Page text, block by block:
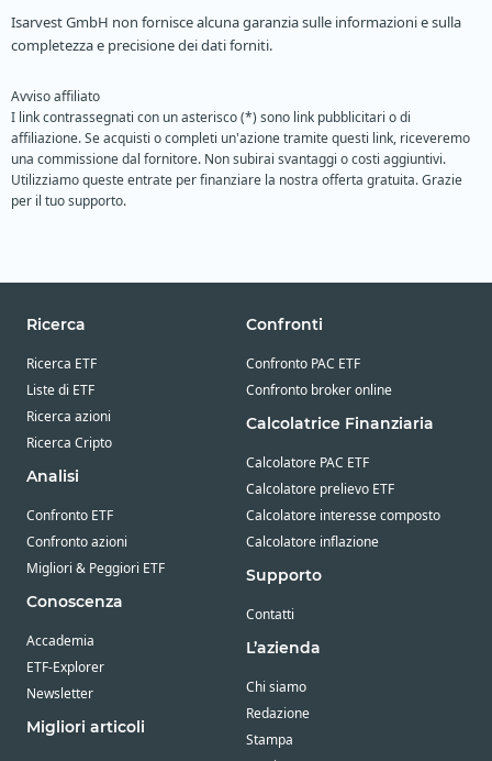
Isarvest GmbH non fornisce alcuna garanzia sulle informazioni e sulla
completezza e precisione dei dati forniti.
Avviso affiliato
I link contrassegnati con un asterisco (*) sono link pubblicitari o di
affiliazione. Se acquisti o completi un'azione tramite questi link, riceveremo
una commissione dal fornitore. Non subirai svantaggi o costi aggiuntivi.
Utilizziamo queste entrate per finanziare la nostra offerta gratuita. Grazie
per il tuo supporto.
Ricerca
Ricerca ETF
Liste di ETF
Ricerca azioni
Ricerca Cripto
Analisi
Confronto ETF
Confronto azioni
Migliori & Peggiori ETF
Conoscenza
Accademia
ETF-Explorer
Newsletter
Migliori articoli
Confronti
Confronto PAC ETF
Confronto broker online
Calcolatrice Finanziaria
Calcolatore PAC ETF
Calcolatore prelievo ETF
Calcolatore interesse composto
Calcolatore inflazione
Supporto
Contatti
L’azienda
Chi siamo
Redazione
Stampa